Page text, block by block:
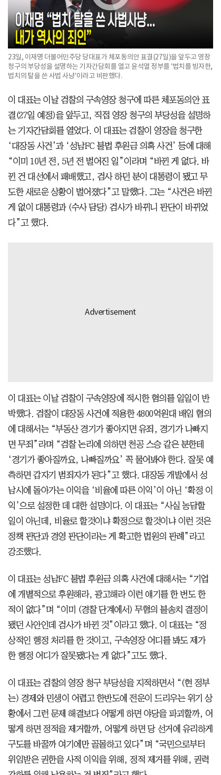
23일, 이재명 더불어민주당 당대표가 체포동의안 표결(27일)을 앞두고 영장
청구의 부당성을 설명하는 기자간담회를 열고 윤석열 정부를 '법치를 빙자한,
법치의 탈을 쓴 사법 사냥'이라고 비판했다.
이 대표는 이날 검찰의 구속영장 청구에 따른 체포동의안 표
결(27일 예정)을 앞두고, 직접 영장 청구의 부당성을 설명하
는 기자간담회를 열었다. 이 대표는 검찰이 영장을 청구한
‘대장동 사건’과 ‘성남FC 불법 후원금 의혹 사건’ 등에 대해
“이미 10년 전, 5년 전 벌어진 일”이라며 “바뀐 게 없다. 바
뀐 건 대선에서 패배했고, 검사 하던 분이 대통령이 됐고 무
도한 새로운 상황이 벌어졌다”고 말했다. 그는 “사건은 바뀐
게 없이 대통령과 (수사 담당) 검사가 바뀌니 판단이 바뀌었
다”고 했다.
이 대표는 이날 검찰이 구속영장에 적시한 혐의를 일일이 반
박했다. 검찰이 대장동 사건에 적용한 4800억원대 배임 혐의
에 대해서는 “부동산 경기가 좋아지면 유죄, 경기가 나빠지
면 무죄”라며 “검찰 논리에 의하면 천공 스승 같은 분한테
‘경기가 좋아질까요, 나빠질까요’ 꼭 물어봐야 한다. 잘못 예
측하면 갑자기 범죄자가 된다”고 했다. 대장동 개발에서 성
남시에 돌아가는 이익을 ‘비율에 따른 이익’이 아닌 ‘확정 이
익’으로 설정한 데 대한 설명이다. 이 대표는 “사실 농담할
일이 아닌데, 비율로 할것이냐 확정으로 할것이냐 이런 것은
정책 판단과 경영 판단이라는 게 확고한 법원의 판례”라고
강조했다.
이 대표는 성남FC 불법 후원금 의혹 사건에 대해서는 “기업
에 개별적으로 후원해라, 광고해라 이런 얘기를 한 번도 한
적이 없다”며 “이미 (경찰 단계에서) 무혐의 불송치 결정이
됐던 사안인데 검사가 바뀐 것”이라고 했다. 이 대표는 “정
상적인 행정 처리를 한 것이고, 구속영장 어디를 봐도 제가
한 행정 어디가 잘못됐다는 게 없다”고도 했다.
이 대표는 검찰의 영장 청구 부당성을 지적하면서 “(현 정부
는) 경제와 민생이 어렵고 한반도에 전운이 드리우는 위기 상
황에서 그런 문제 해결보다 어떻게 하면 야당을 파괴할까, 어
떻게 하면 정적을 제거할까, 어떻게 하면 당 선거에 유리하게
구도를 바꿀까 여기에만 골몰하고 있다”며 “국민으로부터
위임받은 권한을 사적 이익을 위해, 정적 제거를 위해, 권력